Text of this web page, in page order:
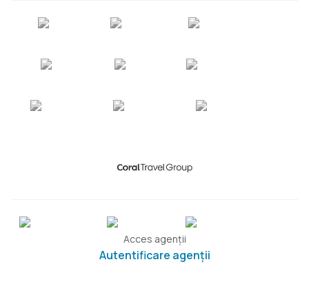
Acces agenții
Autentificare agenții